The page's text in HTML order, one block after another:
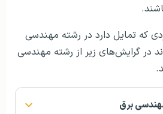
که تمایل دارد در رشته مهندسی
در گرایش‌های زیر از رشته مهندسی
برق